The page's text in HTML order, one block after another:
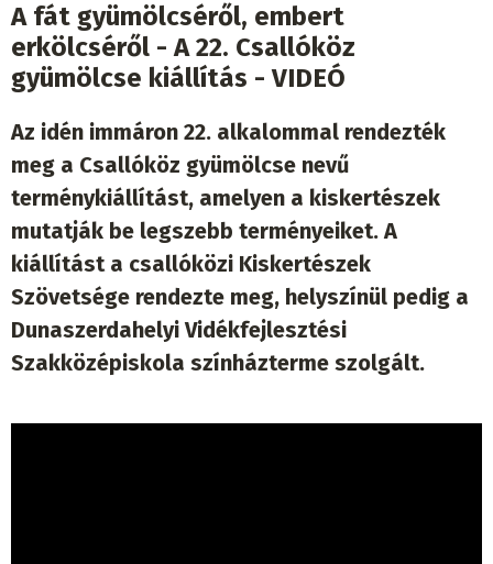
A fát gyümölcséről, embert
erkölcséről - A 22. Csallóköz
gyümölcse kiállítás - VIDEÓ
Az idén immáron 22. alkalommal rendezték
meg a Csallóköz gyümölcse nevű
terménykiállítást, amelyen a kiskertészek
mutatják be legszebb terményeiket. A
kiállítást a csallóközi Kiskertészek
Szövetsége rendezte meg, helyszínül pedig a
Dunaszerdahelyi Vidékfejlesztési
Szakközépiskola színházterme szolgált.